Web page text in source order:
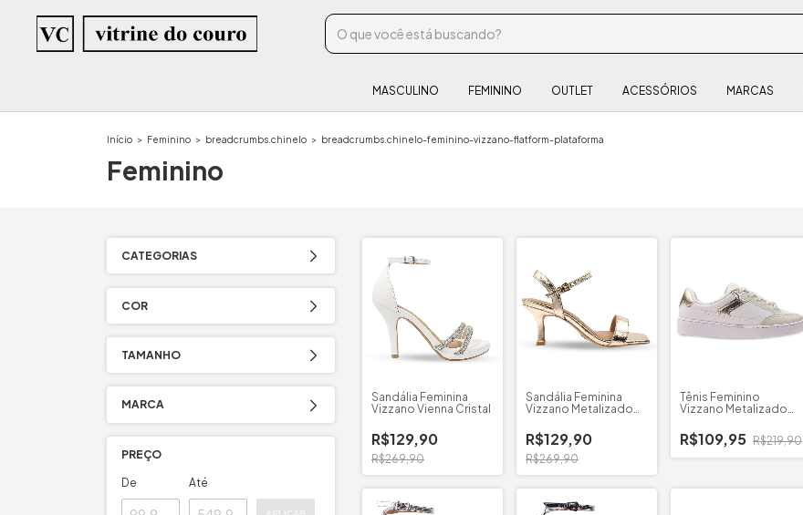
MASCULINO FEMININO OUTLET ACESSÓRIOS MARCAS
Início > Feminino > breadcrumbs.chinelo > breadcrumbs.chinelo-feminino-vizzano-flatform-plataforma
Feminino
CATEGORIAS
COR
TAMANHO
MARCA
PREÇO
De Até
Sandália Feminina
Vizzano Vienna Cristal
R$129,90
R$269,90
Sandália Feminina
Vizzano Metalizado
R$129,90
R$269,90
Tênis Feminino
Vizzano Metalizado
R$109,95 R$219,90